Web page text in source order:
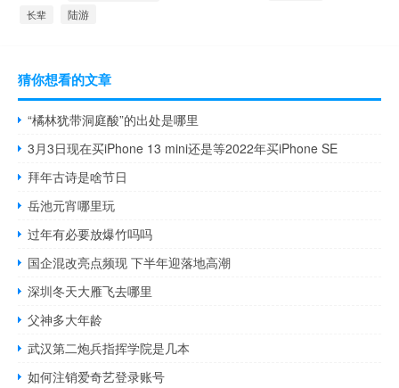
长辈 陆游
猜你想看的文章
“橘林犹带洞庭酸”的出处是哪里
3月3日现在买iPhone 13 mini还是等2022年买iPhone SE
拜年古诗是啥节日
岳池元宵哪里玩
过年有必要放爆竹吗吗
国企混改亮点频现 下半年迎落地高潮
深圳冬天大雁飞去哪里
父神多大年龄
武汉第二炮兵指挥学院是几本
如何注销爱奇艺登录账号